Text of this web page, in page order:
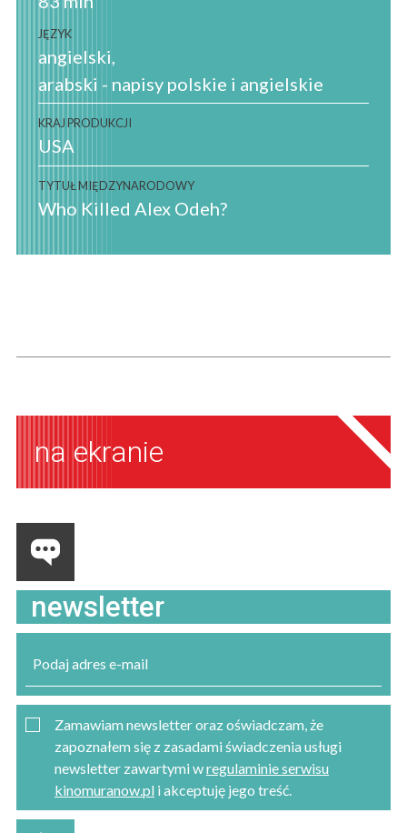
JĘZYK
angielski
arabski - napisy polskie i angielskie
KRAJ PRODUKCJI
USA
TYTUŁ MIĘDZYNARODOWY
Who Killed Alex Odeh?
na ekranie
newsletter
Zamawiam newsletter oraz oświadczam, że
zapoznałem się z zasadami świadczenia usługi
newsletter zawartymi wregulaminie serwisu
kinomuranow.pl i akceptuję jego treść.